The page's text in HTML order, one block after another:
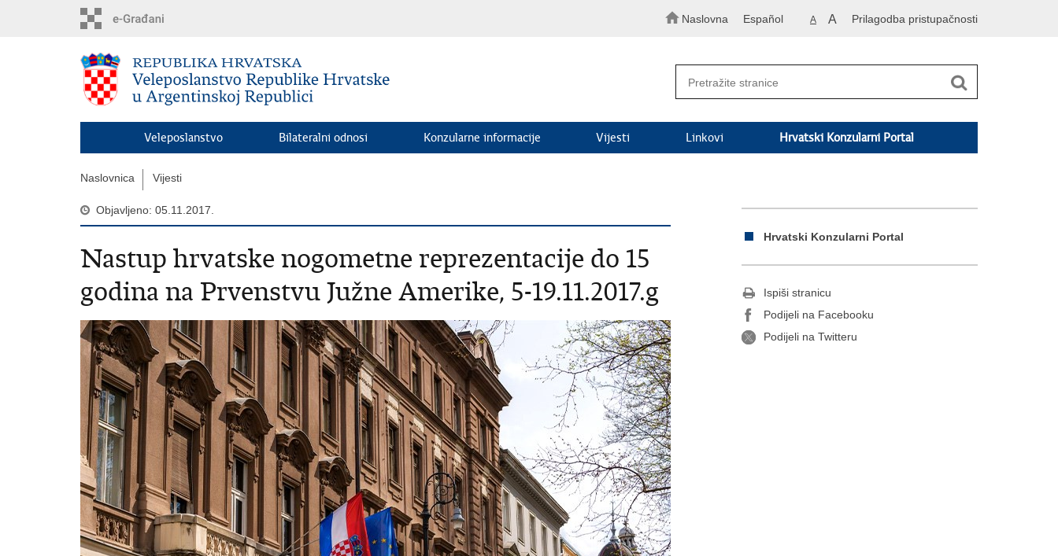
Naslovna Español A A Prilagodba pristupačnosti
Veleposlanstvo Bilateralni odnosi Konzularne informacije Vijesti Linkovi Hrvatski Konzularni Portal
Naslovnica Vijesti
Objavljeno: 05.11.2017.
Nastup hrvatske nogometne reprezentacije do 15
godina na Prvenstvu Južne Amerike, 5-19.11.2017.g
Hrvatski Konzularni Portal
Ispiši stranicu
Podijeli na Facebooku
Podijeli na Twitteru